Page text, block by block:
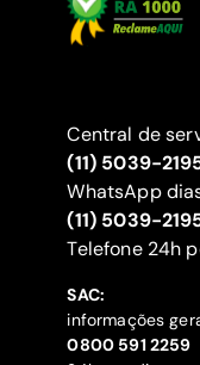
Central de
(11) 5039-
WhatsApp
(11) 5039-
‍Telefone 24h
SAC:
informações
‍0800 591 2259